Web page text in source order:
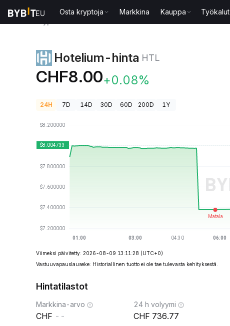
Osta kryptoja Markkina Kauppa Työkalut
Hotelium-hinta HTL
CHF8.00+0.08%
24H 7D 14D 30D 60D 200D 1Y
Viimeksi päivitetty: 2026-08-09 13:11:28 (UTC+0)
Vastuuvapauslauseke: Historiallinen tuotto ei ole tae tulevasta kehityksestä.
Hintatilastot
Markkina-arvo
--
24 h volyymi
736.77